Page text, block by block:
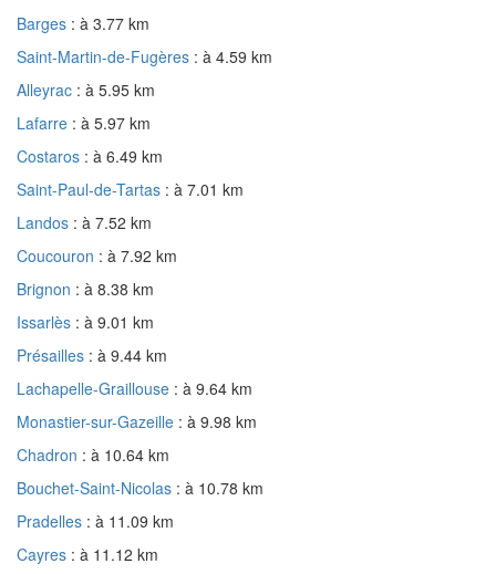
Barges : à 3.77 km
Saint-Martin-de-Fugères : à 4.59 km
Alleyrac : à 5.95 km
Lafarre : à 5.97 km
Costaros : à 6.49 km
Saint-Paul-de-Tartas : à 7.01 km
Landos : à 7.52 km
Coucouron : à 7.92 km
Brignon : à 8.38 km
Issarlès : à 9.01 km
Présailles : à 9.44 km
Lachapelle-Graillouse : à 9.64 km
Monastier-sur-Gazeille : à 9.98 km
Chadron : à 10.64 km
Bouchet-Saint-Nicolas : à 10.78 km
Pradelles : à 11.09 km
Cayres : à 11.12 km